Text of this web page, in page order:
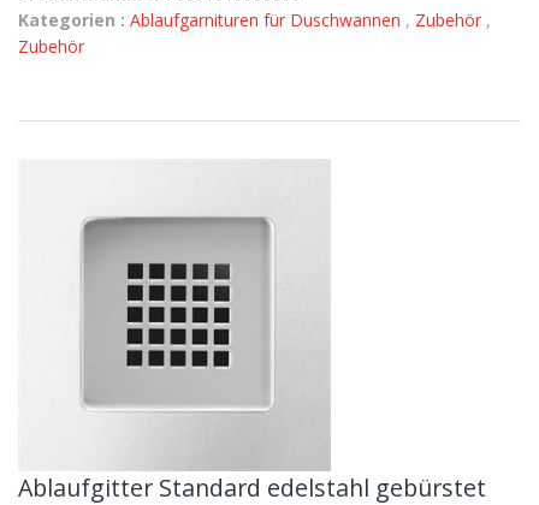
Kategorien : Ablaufgarnituren für Duschwannen , Zubehör ,
Zubehör
Ablaufgitter Standard edelstahl gebürstet